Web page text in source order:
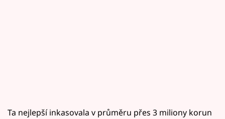
Ta nejlepší inkasovala v průměru přes 3 miliony korun